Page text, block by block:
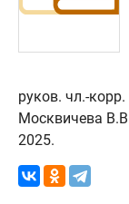
руков. чл.-
Москвичева
2025.